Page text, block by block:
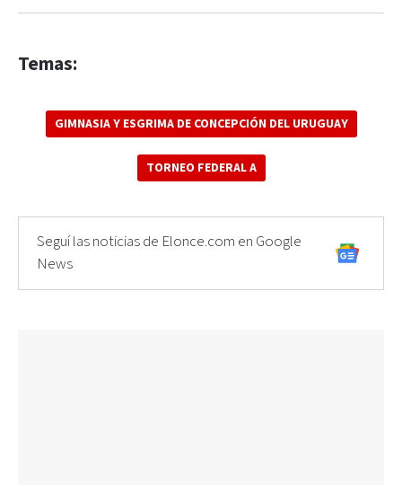
Temas:
GIMNASIA Y ESGRIMA DE CONCEPCIÓN DEL URUGUAY
TORNEO FEDERAL A
Seguí las noticias de Elonce.com en Google
News